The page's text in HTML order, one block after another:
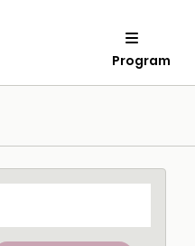
Program